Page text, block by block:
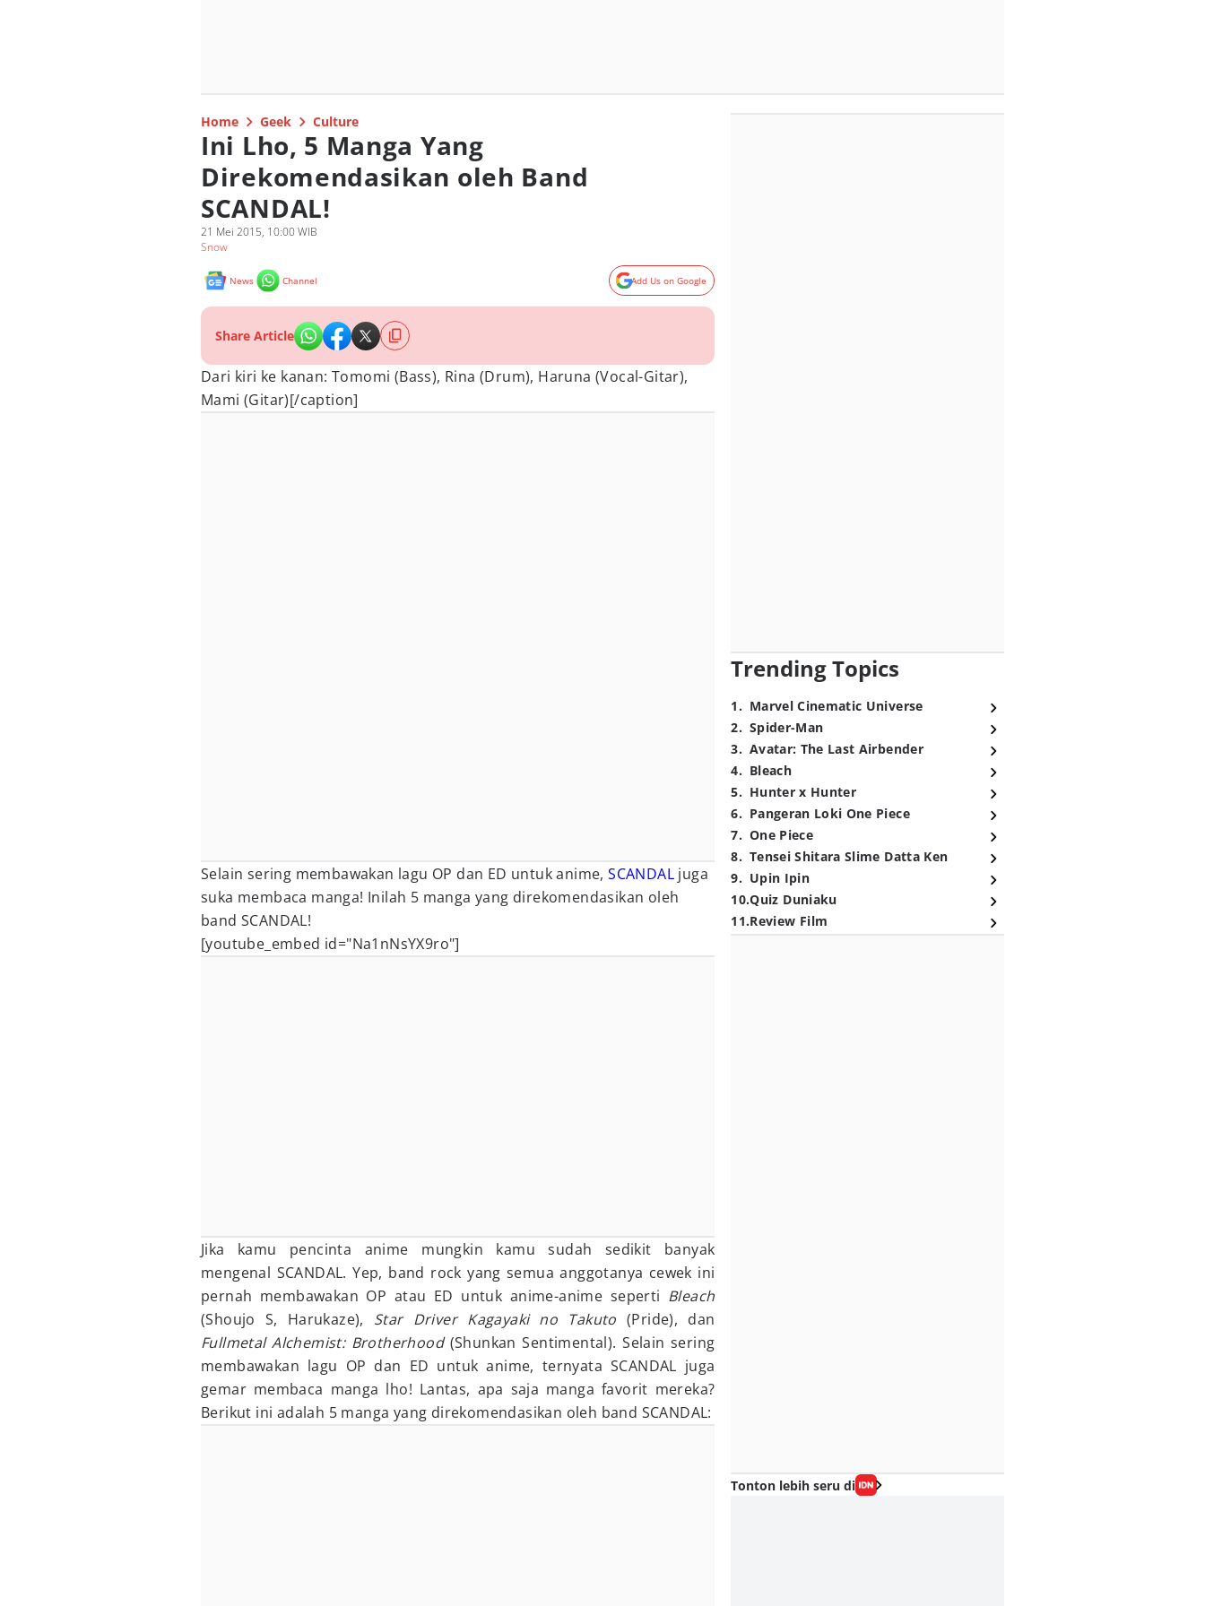
Home Geek Culture
Ini Lho, 5 Manga Yang
Direkomendasikan oleh Band
SCANDAL!
21 Mei 2015, 10:00 WIB
Snow
News Channel Add Us on Google
Share Article
Dari kiri ke kanan: Tomomi (Bass), Rina (Drum), Haruna (Vocal-Gitar),
Mami (Gitar)[/caption]
Selain sering membawakan lagu OP dan ED untuk anime,SCANDAL juga
suka membaca manga! Inilah 5 manga yang direkomendasikan oleh
band SCANDAL!
[youtube_embed id="Na1nNsYX9ro"]
Jika kamu pencinta anime mungkin kamu sudah sedikit banyak
mengenal SCANDAL. Yep, band rock yang semua anggotanya cewek ini
pernah membawakan OP atau ED untuk anime-anime seperti Bleach
(Shoujo S, Harukaze), Star Driver Kagayaki no Takuto (Pride), dan
Fullmetal Alchemist: Brotherhood (Shunkan Sentimental). Selain sering
membawakan lagu OP dan ED untuk anime, ternyata SCANDAL juga
gemar membaca manga lho! Lantas, apa saja manga favorit mereka?
Berikut ini adalah 5 manga yang direkomendasikan oleh band SCANDAL:
Trending Topics
1. Marvel Cinematic Universe
2. Spider-Man
3. Avatar: The Last Airbender
4. Bleach
5. Hunter x Hunter
6. Pangeran Loki One Piece
7. One Piece
8. Tensei Shitara Slime Datta Ken
9. Upin Ipin
10.Quiz Duniaku
11.Review Film
Tonton lebih seru di